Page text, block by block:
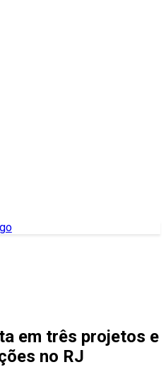
em três projetos e
no RJ